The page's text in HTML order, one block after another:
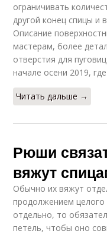
ограничивать
другой конец спицы и
Описание
мастерам, более
отверстия для
начале осени 2019,
Читать дальше →
Рюши
вяжут
Обычно их вяжут
продолжением целого
отдельно, то
петель, чтобы оно